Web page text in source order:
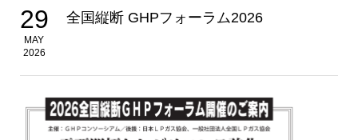
29
MAY
2026
全国縦断 GHPフォーラム2026